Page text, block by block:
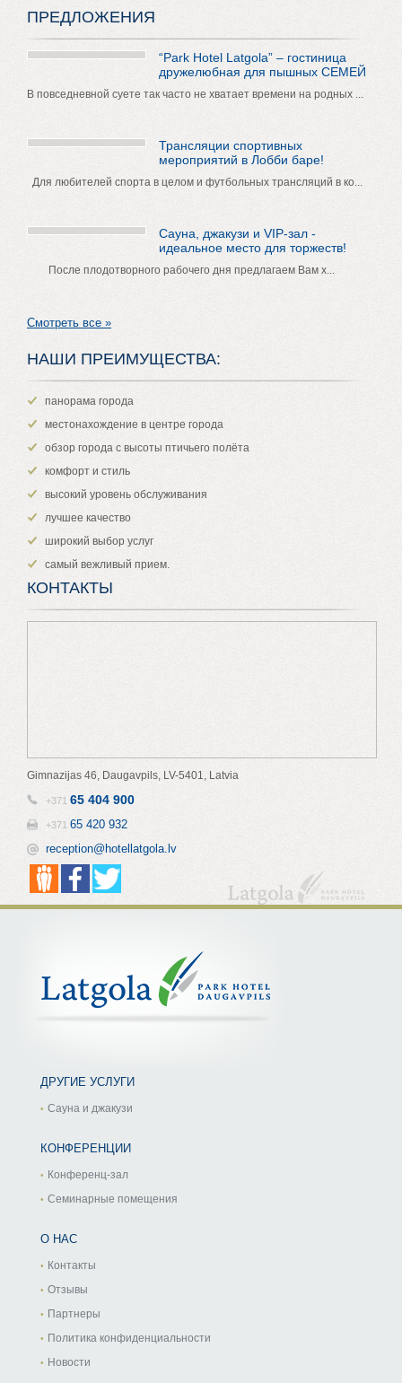
ПРЕДЛОЖЕНИЯ
“Park Hotel Latgola” – гостиница
дружелюбная для пышных СЕМЕЙ
В повседневной суете так часто не хватает времени на родных ...
Трансляции спортивных
мероприятий в Лобби баре!
Для любителей спорта в целом и футбольных трансляций в ко...
Сауна, джакузи и VIP-зал -
идеальное место для торжеств!
После плодотворного рабочего дня предлагаем Вам х...
Смотреть все »
НАШИ ПРЕИМУЩЕСТВА:
панорама города
местонахождение в центре города
обзор города с высоты птичьего полёта
комфорт и стиль
высокий уровень обслуживания
лучшее качество
широкий выбор услуг
самый вежливый прием.
КОНТАКТЫ
Gimnazijas 46, Daugavpils, LV-5401, Latvia
+371 65 404 900
+371 65 420 932
reception@hotellatgola.lv
ДРУГИЕ УСЛУГИ
Сауна и джакузи
КОНФЕРЕНЦИИ
Конференц-зал
Семинарные помещения
О НАС
Контакты
Отзывы
Партнеры
Политика конфиденциальности
Новости